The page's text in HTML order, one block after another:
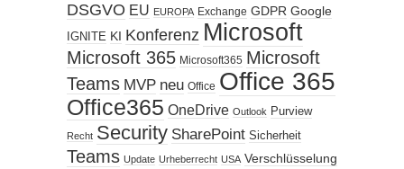
DSGVO EU EUROPA Exchange GDPR Google
IGNITE KI Konferenz Microsoft
Microsoft 365 Microsoft365 Microsoft
Teams MVP neu Office Office 365
Office365 OneDrive Outlook Purview
Recht Security SharePoint Sicherheit
Teams Update Urheberrecht USA Verschlüsselung